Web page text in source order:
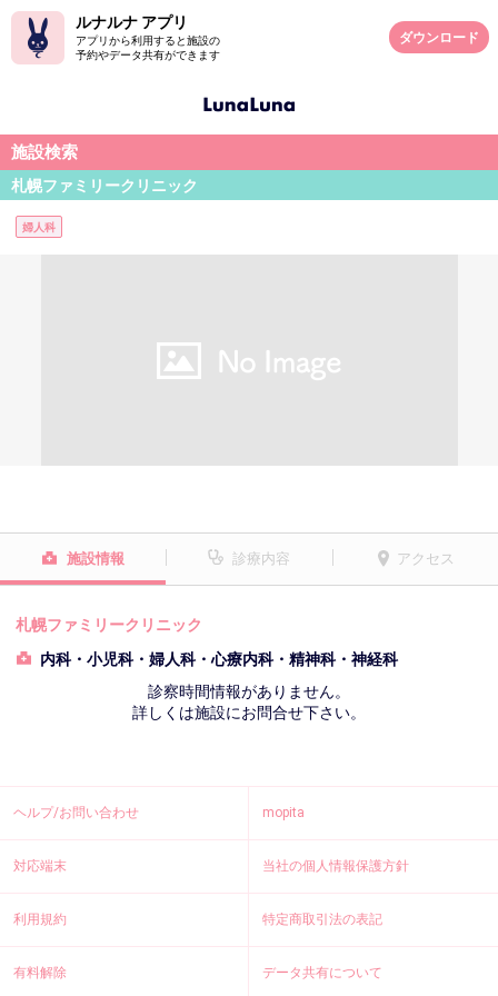
ルナルナ アプリ
アプリから利用すると施設の
予約やデータ共有ができます
ダウンロード
施設検索
札幌ファミリークリニック
婦人科
施設情報 診療内容 アクセス
札幌ファミリークリニック
内科・小児科・婦人科・心療内科・精神科・神経科
診察時間情報がありません。
詳しくは施設にお問合せ下さい。
ヘルプ/お問い合わせ mopita
対応端末 当社の個人情報保護方針
利用規約 特定商取引法の表記
有料解除 データ共有について